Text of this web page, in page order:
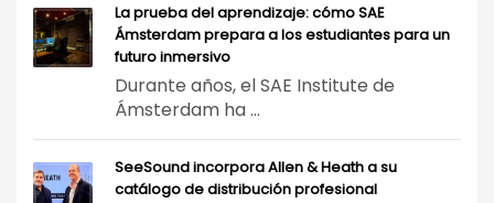
La prueba del aprendizaje: cómo SAE
Ámsterdam prepara a los estudiantes para un
futuro inmersivo
Durante años, el SAE Institute de
Ámsterdam ha ...
SeeSound incorpora Allen & Heath a su
catálogo de distribución profesional